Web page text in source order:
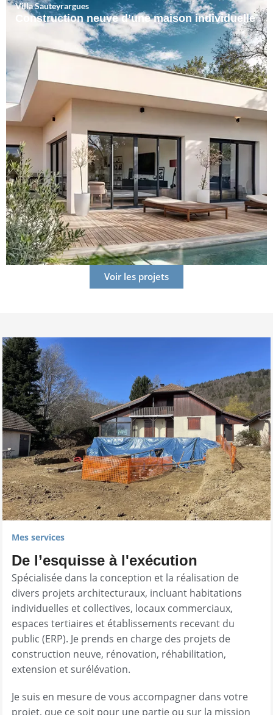
Villa Sauteyrargues
Construction neuve d’une maison individuelle
Voir les projets
Mes services
De l’esquisse à l'exécution
Spécialisée dans la conception et la réalisation de
divers projets architecturaux, incluant habitations
individuelles et collectives, locaux commerciaux,
espaces tertiaires et établissements recevant du
public (ERP). Je prends en charge des projets de
construction neuve, rénovation, réhabilitation,
extension et surélévation.
Je suis en mesure de vous accompagner dans votre
projet, que ce soit pour une partie ou sur la mission